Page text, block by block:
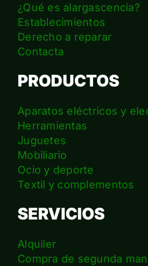
¿Qué es alargascencia?
Establecimientos
Derecho a reparar
Contacta
PRODUCTOS
Aparatos eléctricos y
Herramientas
Juguetes
Mobiliario
Ocio y deporte
Textil y complementos
SERVICIOS
Alquiler
Compra de segunda